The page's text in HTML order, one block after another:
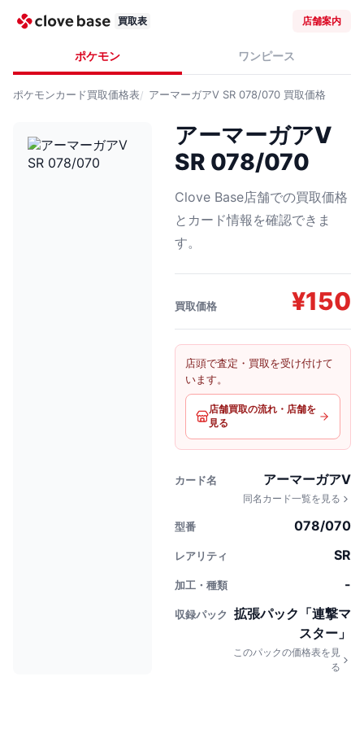
買取表 店舗案内
ポケモン ワンピース
ポケモンカード買取価格表 アーマーガアV SR 078/070 買取価格
アーマーガアV
SR 078/070
Clove Base店舗での買取価格
とカード情報を確認できま
す。
買取価格 ¥150
店頭で査定・買取を受け付けて
います。
店舗買取の流れ・店舗を
見る
カード名 アーマーガアV
同名カード一覧を見る
型番 078/070
レアリティ SR
加工・種類 -
収録パック
拡張パック「連撃マ
スター」
このパックの価格表を見
る